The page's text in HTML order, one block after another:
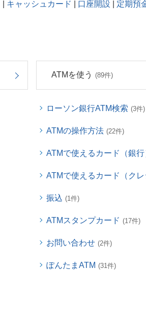
キャッシュカード 口座開設 定期預
ATMを使う (89件)
ローソン銀行ATM検索 (3件)
ATMの操作方法 (22件)
ATMで使えるカード（銀行
ATMで使えるカード（ク
振込 (1件)
ATMスタンプカード (17件)
お問い合わせ (2件)
ぽんたまATM (31件)